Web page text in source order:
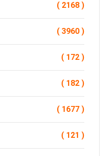
( 2168 )
( 3960 )
( 172 )
( 182 )
( 1677 )
( 121 )